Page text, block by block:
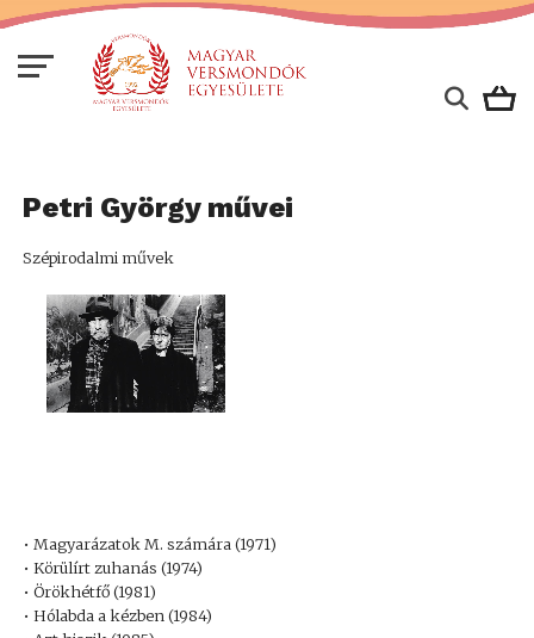
Petri György művei
Szépirodalmi művek
• Magyarázatok M. számára (1971)
• Körülírt zuhanás (1974)
• Örökhétfő (1981)
• Hólabda a kézben (1984)